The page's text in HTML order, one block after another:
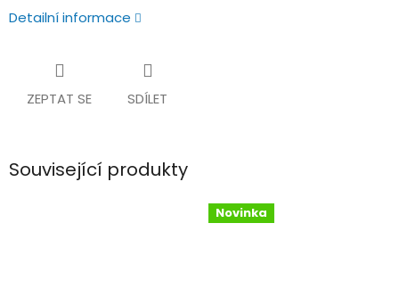
Detailní informace
ZEPTAT SE SDÍLET
Související produkty
Novinka